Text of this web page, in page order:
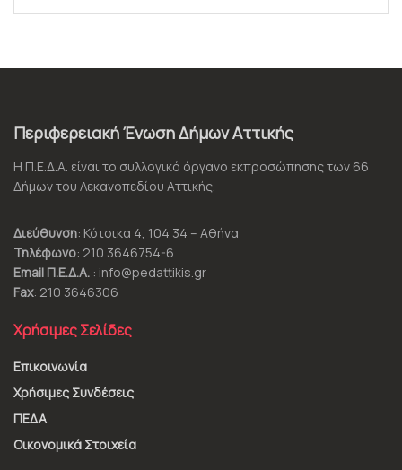
Περιφερειακή Ένωση Δήμων Αττικής
Η Π.Ε.Δ.Α. είναι το συλλογικό όργανο εκπροσώπησης των 66
Δήμων του Λεκανοπεδίου Αττικής.
Διεύθυνση: Κότσικα 4, 104 34 – Αθήνα
Τηλέφωνο: 210 3646754-6
Email Π.Ε.Δ.Α. : info@pedattikis.gr
Fax: 210 3646306
Χρήσιμες Σελίδες
Επικοινωνία
Χρήσιμες Συνδέσεις
ΠΕΔΑ
Οικονομικά Στοιχεία